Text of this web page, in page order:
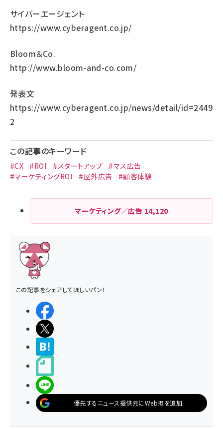
サイバーエージェント
https://www.cyberagent.co.jp/
Bloom＆Co.
http://www.bloom-and-co.com/
発表文
https://www.cyberagent.co.jp/news/detail/id=2449
2
この記事のキーワード
#CX #ROI #スタートアップ
#マス広告
#マーケティングROI
#屋外広告 #顧客体験
マーケティング／広告 14,120
この記事をシェアしてほしいパン！
優先するニュース提供元にWeb担を追加